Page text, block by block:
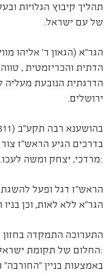
תהליך קיבוץ הגלויות
של עם ישראל.
הדתית והכריזמטית ,
הדרגתית הנובעת מעליה
ירושלים.
בדרכים הגיע הראש"ז
:מרדכי, יצחק ומשה לעכו.
הראש"ז דגל ופעל
הגר"א ללא לאות, וכן בניו
התערוכה התמקדה
:החלום של תקומת
באמצעות בניין "החורבה"